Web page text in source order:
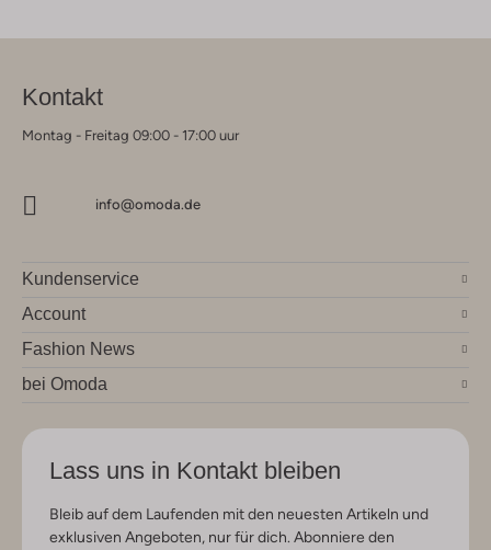
Kontakt
Montag - Freitag 09:00 - 17:00 uur
info@omoda.de
Kundenservice
Account
Fashion News
bei Omoda
Lass uns in Kontakt bleiben
Bleib auf dem Laufenden mit den neuesten Artikeln und
exklusiven Angeboten, nur für dich. Abonniere den